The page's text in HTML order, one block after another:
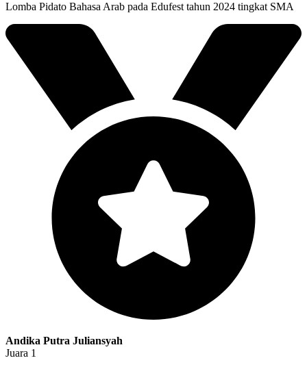
Lomba Pidato Bahasa Arab pada Edufest tahun 2024 tingkat SMA
Andika Putra Juliansyah
Juara 1